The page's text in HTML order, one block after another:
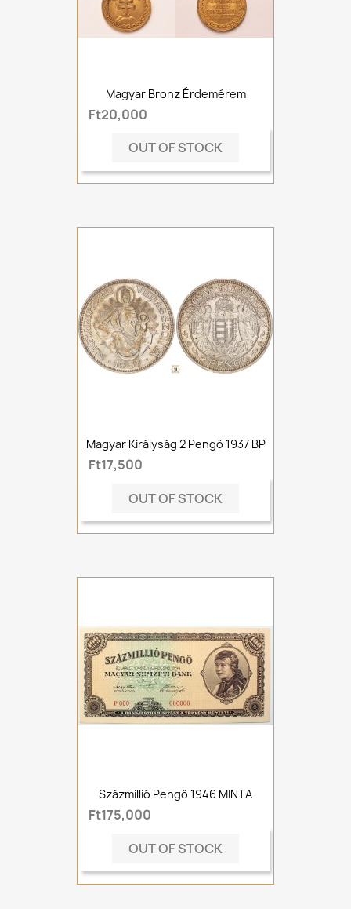
Magyar Bronz Érdemérem
Ft20,000
OUT OF STOCK
Magyar Királyság 2 Pengő 1937 BP
Ft17,500
OUT OF STOCK
Százmillió Pengő 1946 MINTA
Ft175,000
OUT OF STOCK